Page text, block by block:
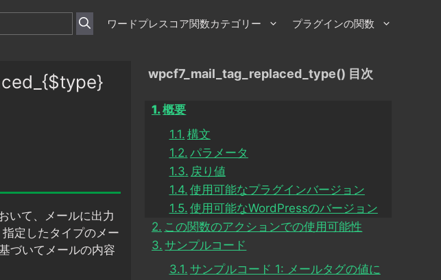
ワードプレスコア関数カテゴリー プラグインの関数
いて、メールに出力
定したタイプのメー
づいてメールの内容
wpcf7_mail_tag_replaced_type() 目次
概要
構文
パラメータ
戻り値
使用可能なプラグインバージョン
使用可能なWordPressのバージョン
この関数のアクションでの使用可能性
サンプルコード
サンプルコード 1: メールタグの値に